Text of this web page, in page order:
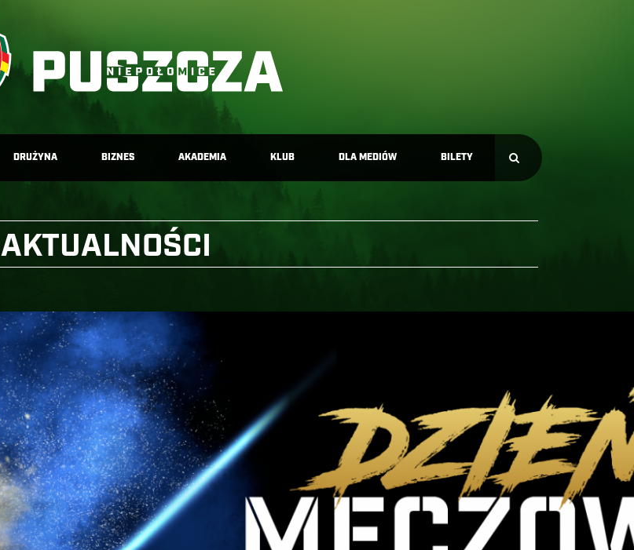
DRUŻYNA BIZNES AKADEMIA KLUB DLA MEDIÓW BILETY
AKTUALNOŚCI